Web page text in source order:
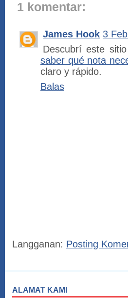
1 komentar:
James Hook 3
Descubrí este
saber qué nota
claro y rápido.
Balas
Langganan: Posting
ALAMAT KAMI